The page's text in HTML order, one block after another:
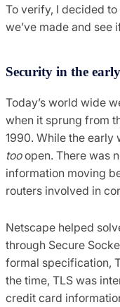
To verify, I decided
we’ve made and see
Security in the
Today’s world wide
when it sprung from
1990. While the early
tooopen. There was
information moving
routers involved in
Netscape helped
through Secure
formal specification,
the time, TLS was
credit card